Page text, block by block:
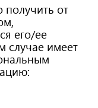
получить от
его/ее
случае имеет